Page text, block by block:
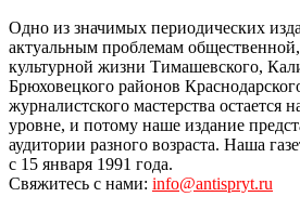
Одно из значимых периодических
актуальным проблемам
культурной жизни Тимашевского,
Брюховецкого районов
журналистского мастерства остается
уровне, и потому наше издание
аудитории разного возраста. Наша
с 15 января 1991 года.
Свяжитесь с нами: info@antispryt.ru